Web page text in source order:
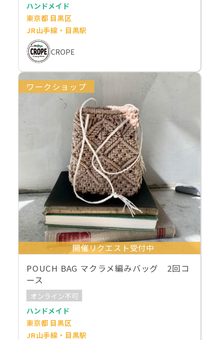
ハンドメイド
東京都 目黒区
JR山手線・目黒駅
CROPE
ワークショップ
開催リクエスト受付中
POUCH BAG マクラメ編みバッグ 2回コ
ース
オンライン不可
ハンドメイド
東京都 目黒区
JR山手線・目黒駅